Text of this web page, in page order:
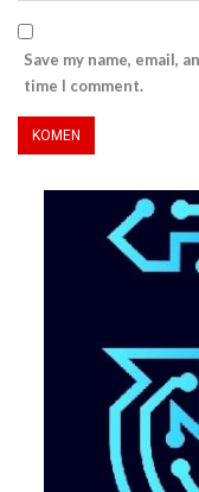
Save my name, email,
time I comment.